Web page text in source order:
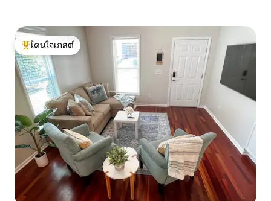
โดนใจเกสต์ที่สุด
โดนใจเกสต์